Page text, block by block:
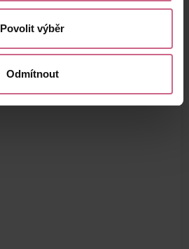
Povolit výběr
Odmítnout